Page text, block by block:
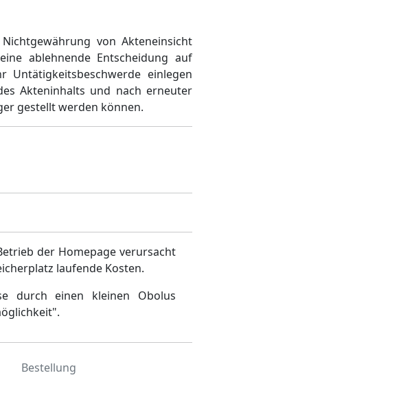
von Akteneinsicht
ablehnende Entscheidung auf
Untätigkeitsbeschwerde einlegen
Akteninhalts und nach erneuter
gestellt werden können.
der Homepage verursacht
laufende Kosten.
durch einen kleinen Obolus
Bestellung